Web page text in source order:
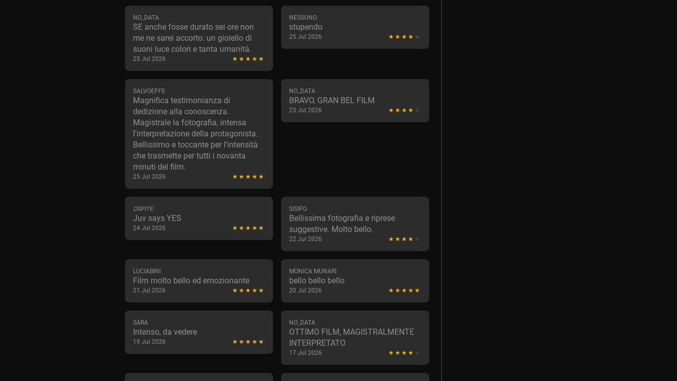
NO_DATA
SE anche fosse durato sei ore non
me ne sarei accorto: un gioiello di
suoni luce colori e tanta umanità.
25 Jul 2026
NESSUNO
stupendo
25 Jul 2026
SALVOEFFE
Magnifica testimonianza di
dedizione alla conoscenza.
Magistrale la fotografia, intensa
l'interpretazione della protagonista.
Bellissimo e toccante per l'intensità
che trasmette per tutti i novanta
minuti del film.
25 Jul 2026
NO_DATA
BRAVO, GRAN BEL FILM
25 Jul 2026
OSPITE
Juv says YES
24 Jul 2026
SISIFO
Bellissima fotografia e riprese
suggestive. Molto bello.
22 Jul 2026
LUCIABINI
Film molto bello ed emozionante
21 Jul 2026
MONICA MUNARI
bello bello bello
20 Jul 2026
SARA
Intenso, da vedere
19 Jul 2026
NO_DATA
OTTIMO FILM, MAGISTRALMENTE
INTERPRETATO
17 Jul 2026